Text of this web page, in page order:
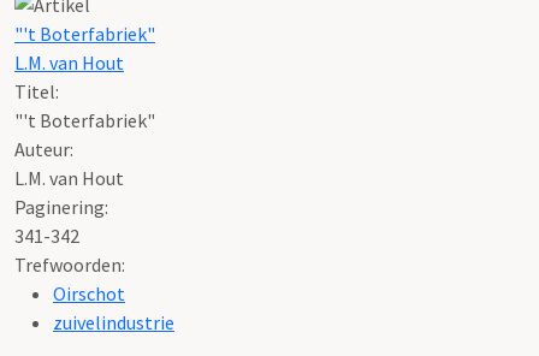
"'t Boterfabriek"
L.M. van Hout
Titel:
"'t Boterfabriek"
Auteur:
L.M. van Hout
Paginering:
341-342
Trefwoorden:
Oirschot
zuivelindustrie